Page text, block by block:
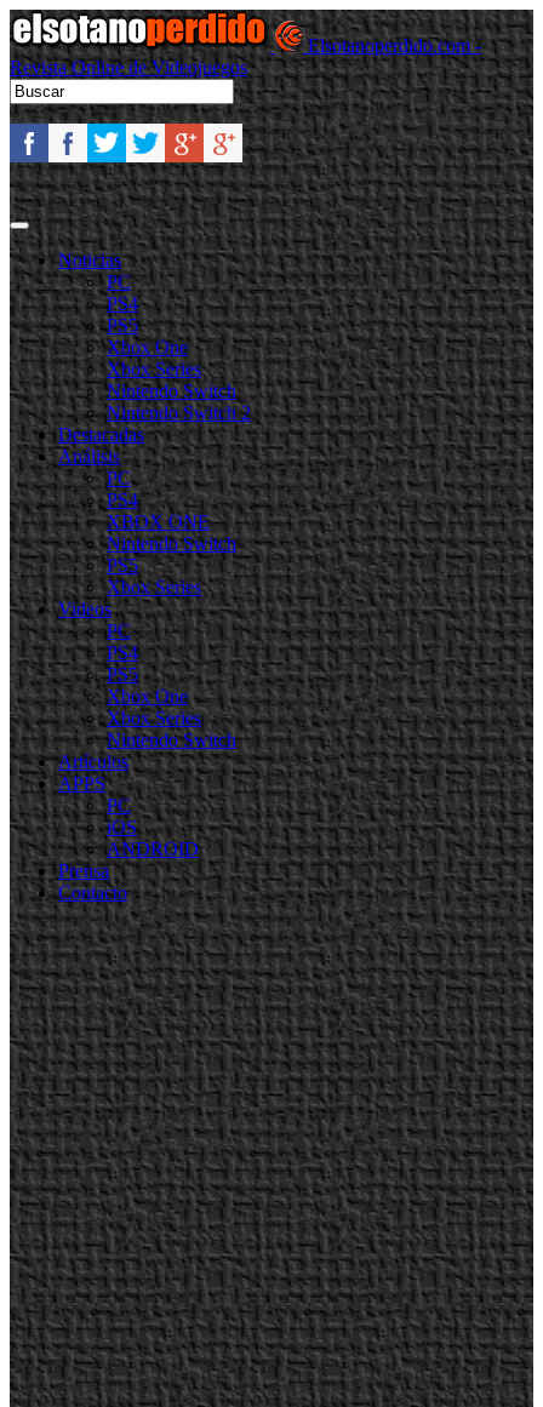
Elsotanoperdido.com -
Revista Online de Videojuegos
Noticias
PC
PS4
PS5
Xbox One
Xbox Series
Nintendo Switch
Nintendo Switch 2
Destacadas
Análisis
PC
PS4
XBOX ONE
Nintendo Switch
PS5
Xbox Series
Videos
PC
PS4
PS5
Xbox One
Xbox Series
Nintendo Switch
Artículos
APPS
PC
iOS
ANDROID
Prensa
Contacto